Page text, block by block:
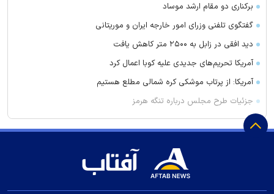
برکناری دو مقام ارشد موساد
گفتگوی تلفنی وزرای امور خارجه ایران و موریتانی
دید افقی در زابل به ۲۵۰۰ متر کاهش یافت
آمریکا تحریم‌های جدیدی علیه کوبا اعمال کرد
آمریکا: از پرتاب موشکی کره شمالی مطلع هستیم
جزئیات طرح مجلس درباره تنگه هرمز
کویت دستور تعطیلی تنها مدرسه ایرانی را صادر کرد
زنوزق؛ نگین پلکانی آذربایجان
جدیدترین فیلم مانی حقیقی در جشنواره نیویورک